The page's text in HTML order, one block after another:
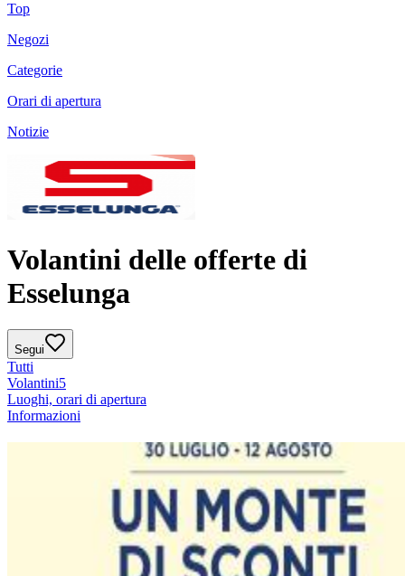
Top
Negozi
Categorie
Orari di apertura
Notizie
Volantini delle offerte di
Esselunga
Segui
Tutti
Volantini5
Luoghi, orari di apertura
Informazioni